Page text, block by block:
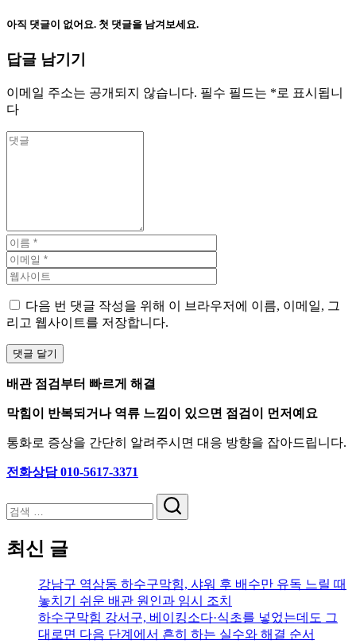
아직 댓글이 없어요. 첫 댓글을 남겨보세요.
답글 남기기
이메일 주소는 공개되지 않습니다. 필수 필드는 *로 표시됩니
다
다음 번 댓글 작성을 위해 이 브라우저에 이름, 이메일, 그
리고 웹사이트를 저장합니다.
배관 점검부터 빠르게 해결
막힘이 반복되거나 역류 느낌이 있으면 점검이 먼저예요
통화로 증상을 간단히 알려주시면 대응 방향을 잡아드립니다.
전화상담 010-5617-3371
검
최신 글
강남구 역삼동 하수구막힘, 샤워 후 배수만 유독 느릴 때
놓치기 쉬운 배관 원인과 임시 조치
하수구막힘 강서구, 베이킹소다·식초를 넣었는데도 그
대로면 다음 단계에서 흔히 하는 실수와 해결 순서